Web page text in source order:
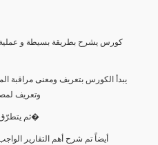
كورس يشرح بطريقة بسيطة و عملية
يبدأ الكورس بتعريف ومعنى مراقبة
وتعريف
ثم يتطرّق الكورس للجزء الأساسي و هوا شرح لمها�
أيضاً تم شرح أهم التقارير